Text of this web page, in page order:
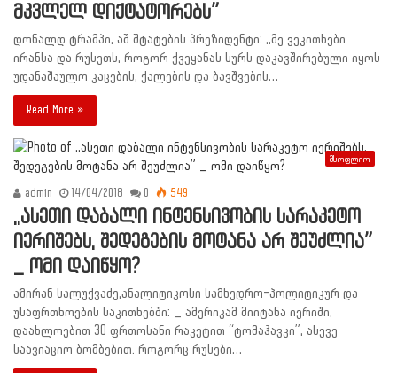
მკვლელ დიქტატორებს”
დონალდ ტრამპი, აშ შტატების პრეზიდენტი: ,,მე ვეკითხები
ირანსა და რუსეთს, როგორ ქვეყანას სურს დაკავშირებული იყოს
უდანაშაულო კაცების, ქალების და ბავშვების…
Read More »
მსოფლიო
admin 14/04/2018 0 549
,,ასეთი დაბალი ინტენსივობის სარაკეტო
იერიშებს, შედეგების მოტანა არ შეუძლია”
_ ომი დაიწყო?
ამირან სალუქვაძე,ანალიტიკოსი სამხედრო-პოლიტიკურ და
უსაფრთხოების საკითხებში: _ ამერიკამ მიიტანა იერიში,
დაახლოებით 30 ფრთოსანი რაკეტით “ტომაჰავკი”, ასევე
საავიაციო ბომბებით. როგორც რუსები…